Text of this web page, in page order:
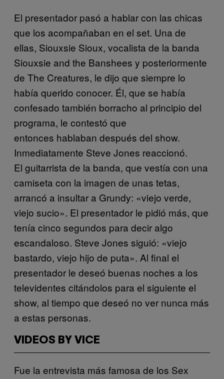
El presentador pasó a hablar con las chicas
que los acompañaban en el set. Una de
ellas, Siouxsie Sioux, vocalista de la banda
Siouxsie and the Banshees y posteriormente
de The Creatures, le dijo que siempre lo
había querido conocer. Él, que se había
confesado también borracho al principio del
programa, le contestó que
entonces hablaban después del show.
Inmediatamente Steve Jones reaccionó.
El guitarrista de la banda, que vestía con una
camiseta con la imagen de unas tetas,
arrancó a insultar a Grundy: «viejo verde,
viejo sucio». El presentador le pidió más, que
tenía cinco segundos para decir algo
escandaloso. Steve Jones siguió: «viejo
bastardo, viejo hijo de puta». Al final el
presentador le deseó buenas noches a los
televidentes citándolos para el siguiente el
show, al tiempo que deseó no ver nunca más
a estas personas.
VIDEOS BY VICE
Fue la entrevista más famosa de los Sex